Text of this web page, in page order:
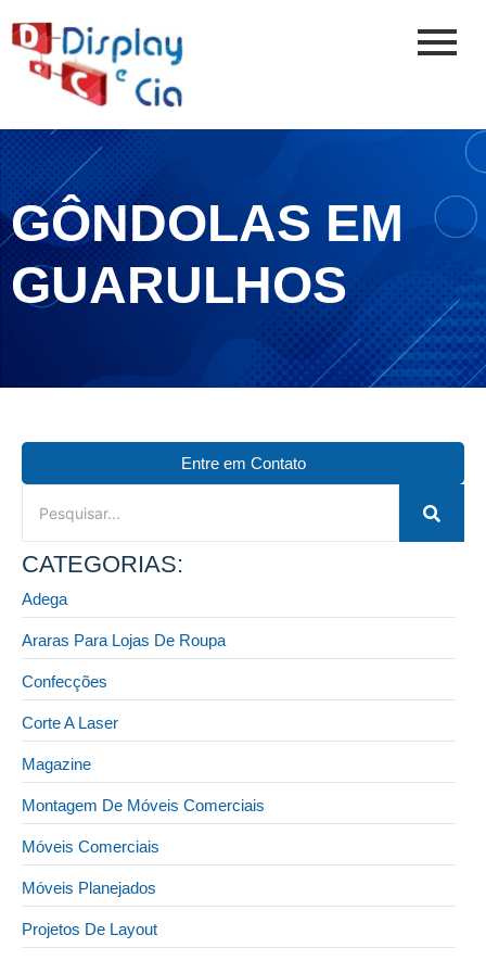
GÔNDOLAS EM
GUARULHOS
Entre em Contato
CATEGORIAS:
Adega
Araras Para Lojas De Roupa
Confecções
Corte A Laser
Magazine
Montagem De Móveis Comerciais
Móveis Comerciais
Móveis Planejados
Projetos De Layout